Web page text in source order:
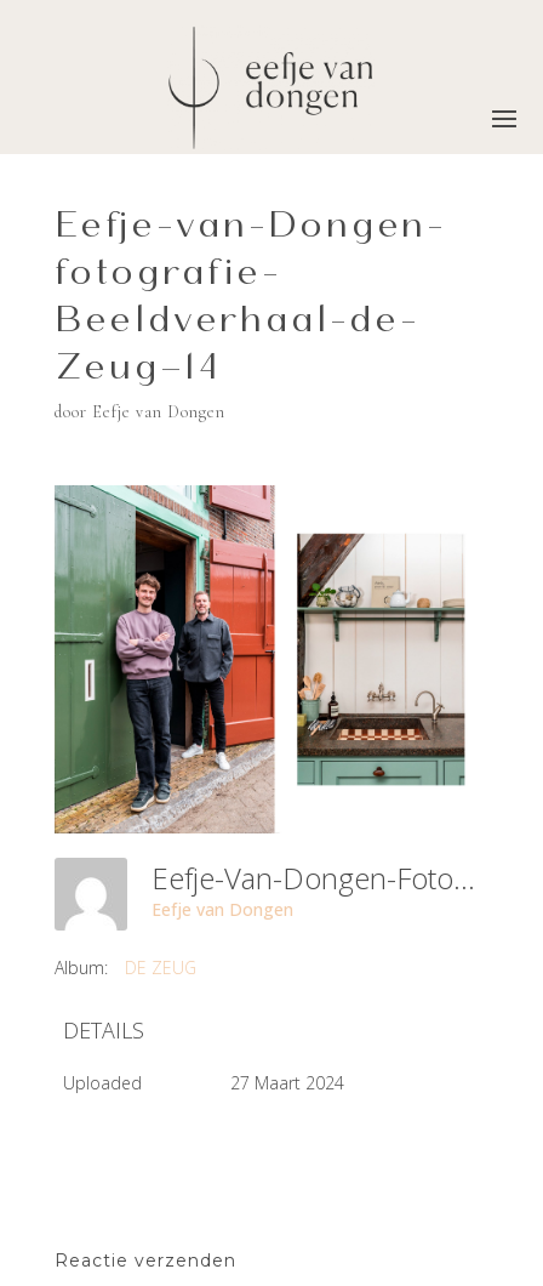
Eefje-van-Dongen-
fotografie-
Beeldverhaal-de-
Zeug–14
door Eefje van Dongen
Eefje-Van-Dongen-Fotografie-Beeldverhaal-De-Zeug--14
Eefje van Dongen
Album: DE ZEUG
DETAILS
Uploaded 27 Maart 2024
Reactie verzenden